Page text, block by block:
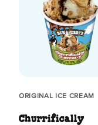
ORIGINAL ICE CREAM
Churrifically